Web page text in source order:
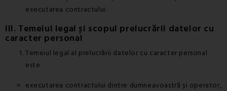
executarea contractului.
III. Temeiul legal și scopul prelucrării datelor cu
caracter personal
Temeiul legal al prelucrării datelor cu caracter personal
este
executarea contractului dintre dumneavoastră și operator,